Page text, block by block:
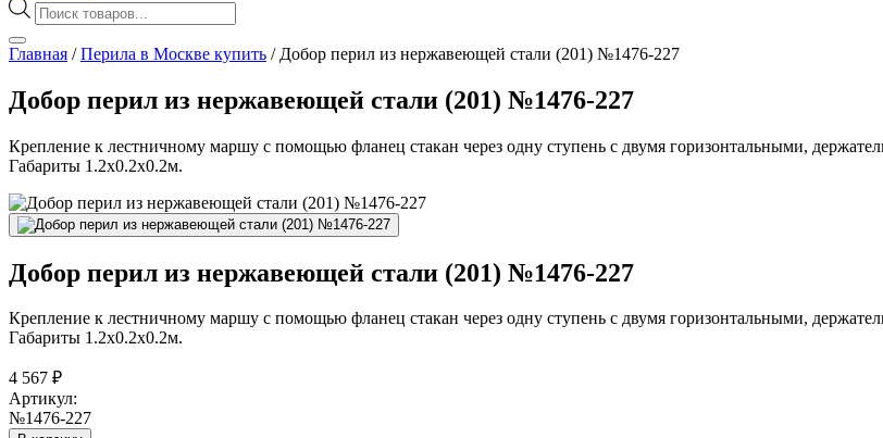
Поиск
товаров
Главная /Перила в Москве купить / Добор перил из нержавеющей стали (201) №1476-227
Добор перил из нержавеющей стали (201) №1476-227
Крепление к лестничному маршу с помощью фланец стакан через одну ступень с двумя горизонтальными,
Габариты 1.2х0.2х0.2м.
Добор перил из нержавеющей стали (201) №1476-227
Крепление к лестничному маршу с помощью фланец стакан через одну ступень с двумя горизонтальными,
Габариты 1.2х0.2х0.2м.
4 567 ₽
Артикул:
№1476-227